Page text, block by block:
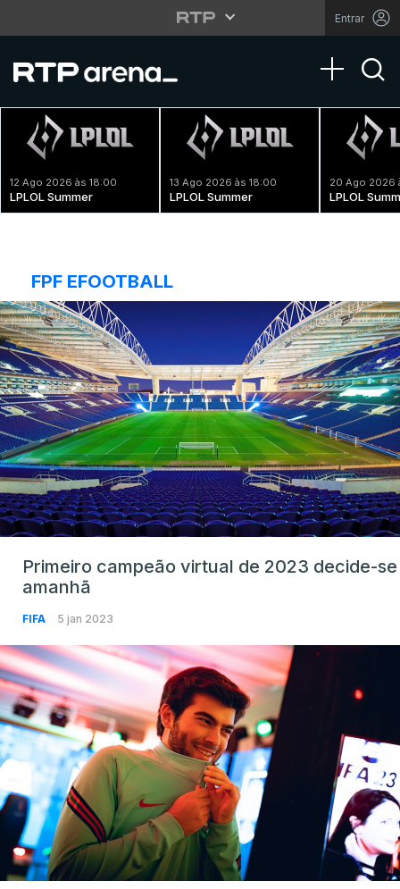
Entrar
Toggle
12 Ago 2026 às 18:00
LPLOL Summer
13 Ago 2026 às 18:00
LPLOL Summer
20 Ago 2026
LPLOL
FPF EFOOTBALL
Primeiro campeão virtual de 2023 decide-se
amanhã
FIFA 5 jan 2023